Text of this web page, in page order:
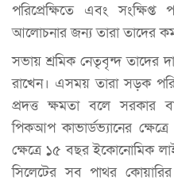
পরিপ্রেক্ষিতে এবং
আলোচনার জন্য তারা তাদের
সভায় শ্রমিক নেতৃবৃন্দ তাদের
রাখেন। এসময় তারা সড়ক
প্রদত্ত ক্ষমতা বলে সরকার
পিকআপ কাভার্ডভ্যানের
ক্ষেত্রে ১৫ বছর ইকোনোমিক
সিলেটের সব পাথর কোয়ারির